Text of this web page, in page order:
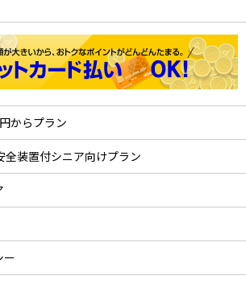
からプラン
全装置付シニア向けプラン
ー